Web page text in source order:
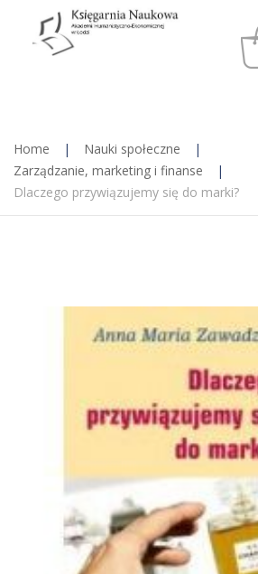
Home | Nauki społeczne
|
Zarządzanie, marketing i finanse
|
Dlaczego przywiązujemy się do marki?